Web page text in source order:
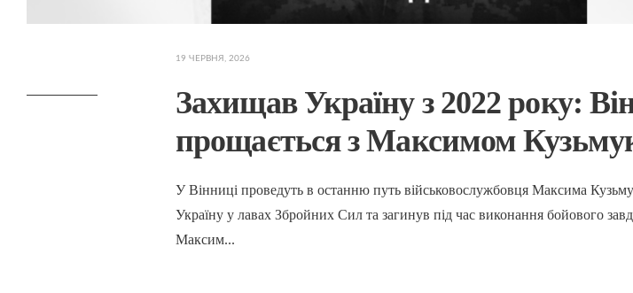
19 ЧЕРВНЯ, 2026
Захищав Україну з 2022 року:
прощається з Максимом
У Вінниці проведуть в останню путь військовослужбовця Максима
Україну у лавах Збройних Сил та загинув під час виконання бойового
Максим...